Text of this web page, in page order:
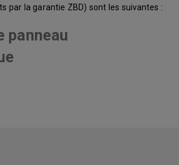
par la garantie ZBD) sont les suivantes :
panneau